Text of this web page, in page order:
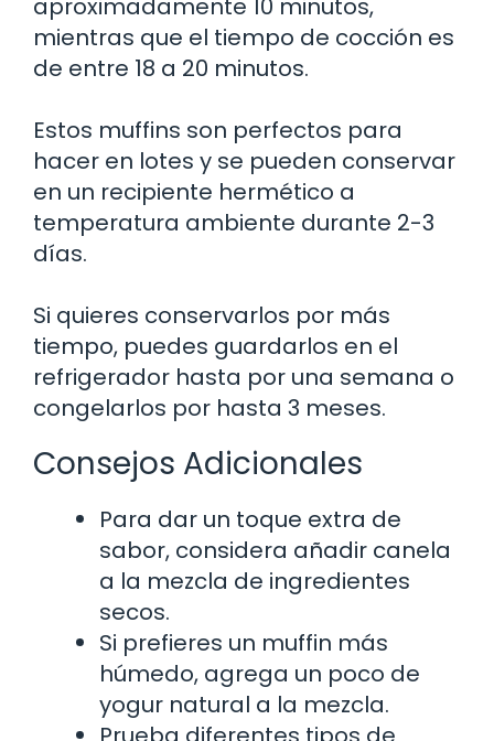
aproximadamente 10 minutos,
mientras que el tiempo de cocción es
de entre 18 a 20 minutos.
Estos muffins son perfectos para
hacer en lotes y se pueden conservar
en un recipiente hermético a
temperatura ambiente durante 2-3
días.
Si quieres conservarlos por más
tiempo, puedes guardarlos en el
refrigerador hasta por una semana o
congelarlos por hasta 3 meses.
Consejos Adicionales
Para dar un toque extra de
sabor, considera añadir canela
a la mezcla de ingredientes
secos.
Si prefieres un muffin más
húmedo, agrega un poco de
yogur natural a la mezcla.